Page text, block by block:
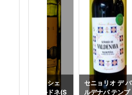
サン ミッシェ
ル シャルドネ(S
セニョリオ デ バ
ルデナバ テンプ